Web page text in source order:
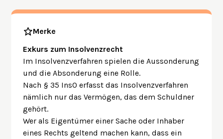
Merke
Exkurs zum Insolvenzrecht
Im Insolvenzverfahren spielen die Aussonderung
und die Absonderung eine Rolle.
Nach § 35 InsO erfasst das Insolvenzverfahren
nämlich nur das Vermögen, das dem Schuldner
gehört.
Wer als Eigentümer einer Sache oder Inhaber
eines Rechts geltend machen kann, dass ein